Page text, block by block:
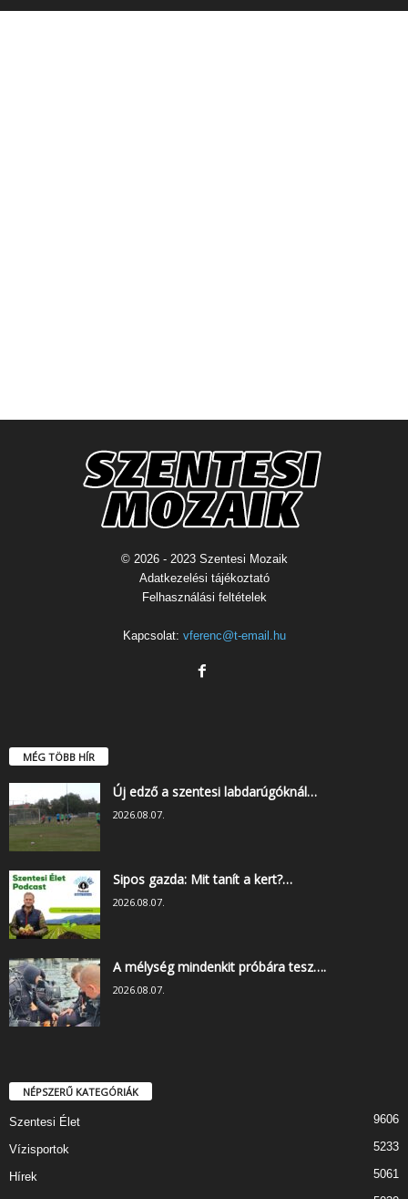
© 2026 - 2023 Szentesi Mozaik
Adatkezelési tájékoztató
Felhasználási feltételek
Kapcsolat: vferenc@t-email.hu
MÉG TÖBB HÍR
Új edző a szentesi labdarúgóknál…
2026.08.07.
Sipos gazda: Mit tanít a kert?…
2026.08.07.
A mélység mindenkit próbára tesz….
2026.08.07.
NÉPSZERŰ KATEGÓRIÁK
Szentesi Élet 9606
Vízisportok 5233
Hírek 5061